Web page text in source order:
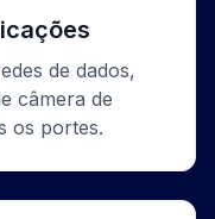
de dados,
câmera de
os portes.